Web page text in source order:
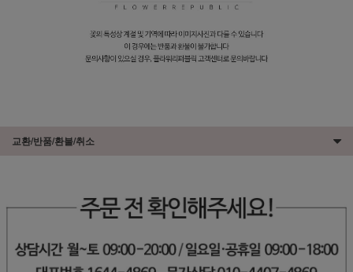
교환/반품/환불/취소